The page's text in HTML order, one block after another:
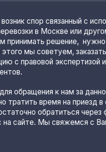
спор связанный с
в Москве или
принимать решение, нужно
мы советуем,
с правовой
обращения к нам за
тратить время на приезд в
обратиться через
на сайте. Мы свяжемся с